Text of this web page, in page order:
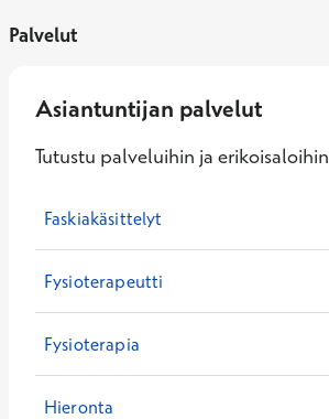
Palvelut
Asiantuntijan palvelut
Tutustu palveluihin ja erikoisaloihin
Faskiakäsittelyt
Fysioterapeutti
Fysioterapia
Hieronta